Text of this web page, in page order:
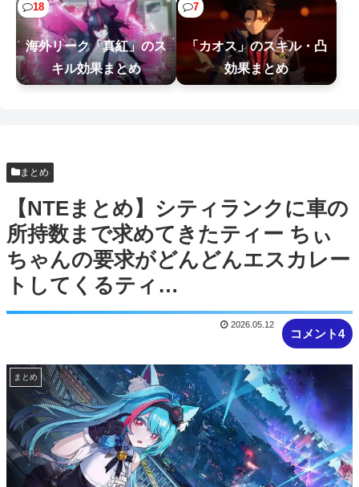
【NTEまとめ】オークションは無駄に価格をつり
上げて最後に降りるのが楽しい
【NTEまとめ】まじでこのゲームには、覇権の一
18
海外リーク「真紅」のス
キル効果まとめ
7
「カオス」のスキル・凸
効果まとめ
まとめ
【NTEまとめ】シティランクに車の
所持数まで求めてきたティー ちぃ
ちゃんの要求がどんどんエスカレー
トしてくるティ…
コメント4
2026.05.12
まとめ